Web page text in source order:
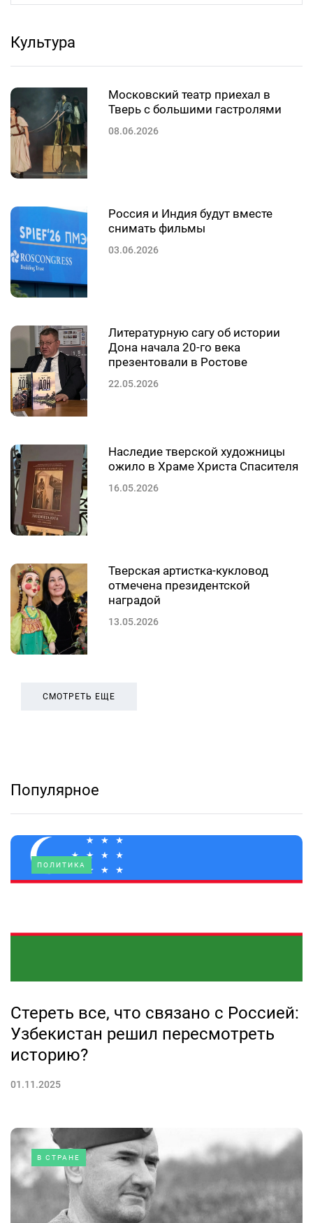
Культура
Московский театр приехал в
Тверь с большими гастролями
08.06.2026
Россия и Индия будут вместе
снимать фильмы
03.06.2026
Литературную сагу об истории
Дона начала 20-го века
презентовали в Ростове
22.05.2026
Наследие тверской художницы
ожило в Храме Христа Спасителя
16.05.2026
Тверская артистка-кукловод
отмечена президентской
наградой
13.05.2026
СМОТРЕТЬ ЕЩЕ
Популярное
ПОЛИТИКА
Стереть все, что связано с Россией:
Узбекистан решил пересмотреть
историю?
01.11.2025
В СТРАНЕ